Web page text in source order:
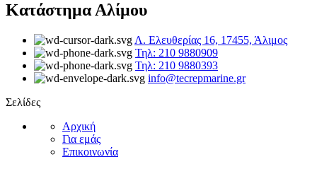
Κατάστημα Αλίμου
Λ. Ελευθερίας 16, 17455, Άλιμος
Τηλ: 210 9880909
Τηλ: 210 9880393
info@tecrepmarine.gr
Σελίδες
Αρχική
Για εμάς
Επικοινωνία